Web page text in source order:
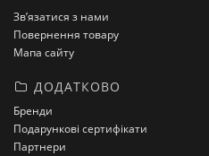
Зв’язатися з нами
Повернення товару
Мапа сайту
ДОДАТКОВО
Бренди
Подарункові сертифікати
Партнери